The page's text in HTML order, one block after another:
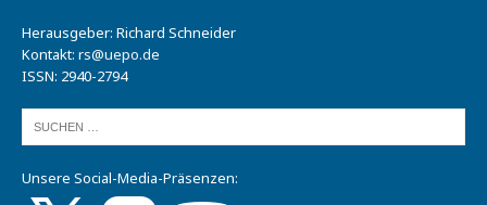
Herausgeber: Richard Schneider
Kontakt: rs@uepo.de
ISSN: 2940-2794
Unsere Social-Media-Präsenzen: